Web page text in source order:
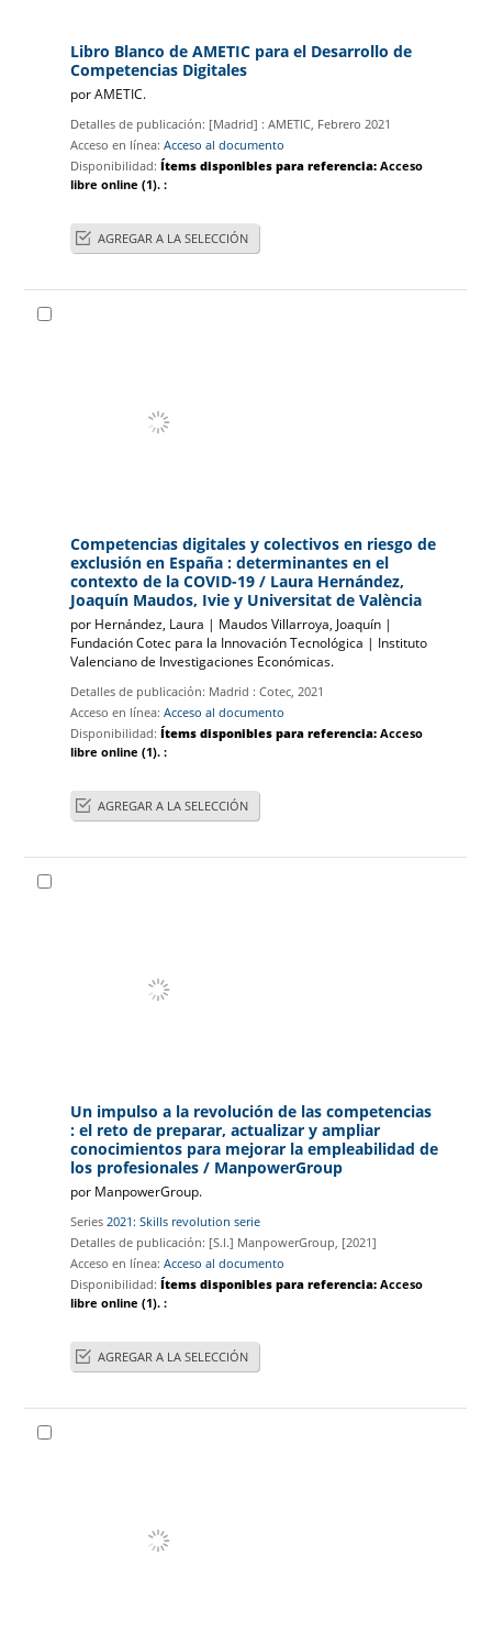
Libro Blanco de AMETIC para el Desarrollo de
Competencias Digitales
porAMETIC.
Detalles de publicación: [Madrid] : AMETIC, Febrero 2021
Acceso en línea:Acceso al documento
Disponibilidad:Ítems disponibles para referencia:Acceso
libre online (1).:
AGREGAR A LA SELECCIÓN
Competencias digitales y colectivos en riesgo de
exclusión en España : determinantes en el
contexto de la COVID-19/ Laura Hernández,
Joaquín Maudos, Ivie y Universitat de València
por Hernández, Laura | Maudos Villarroya, Joaquín |
| Instituto
Valenciano de Investigaciones Económicas.
Detalles de publicación: Madrid :Cotec, 2021
Acceso en línea:Acceso al documento
Disponibilidad:Ítems disponibles para referencia:Acceso
libre online (1).:
AGREGAR A LA SELECCIÓN
Un impulso a la revolución de las competencias
: el reto de preparar, actualizar y ampliar
conocimientos para mejorar la empleabilidad de
los profesionales/ ManpowerGroup
por ManpowerGroup.
Series 2021: Skills revolution serie
Detalles de publicación: [S.l.] ManpowerGroup, [2021]
Acceso en línea:Acceso al documento
Disponibilidad:Ítems disponibles para referencia:Acceso
libre online (1).:
AGREGAR A LA SELECCIÓN